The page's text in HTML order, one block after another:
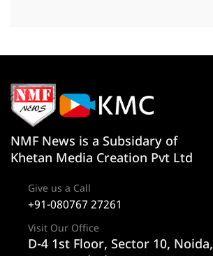
NMF News is a Subsidary of
Khetan Media Creation Pvt Ltd
Give us a Call
+91-080767 27261
Visit Our Office
D-4 1st Floor, Sector 10, Noida,